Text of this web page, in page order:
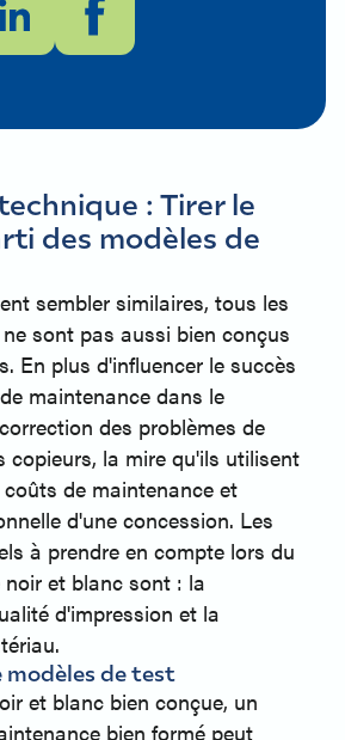
: Tirer le
des modèles de
sembler similaires, tous les
sont pas aussi bien conçus
En plus d'influencer le succès
maintenance dans le
des problèmes de
copieurs, la mire qu'ils utilisent
de maintenance et
d'une concession. Les
à prendre en compte lors du
et blanc sont : la
d'impression et la
de test
et blanc bien conçue, un
bien formé peut